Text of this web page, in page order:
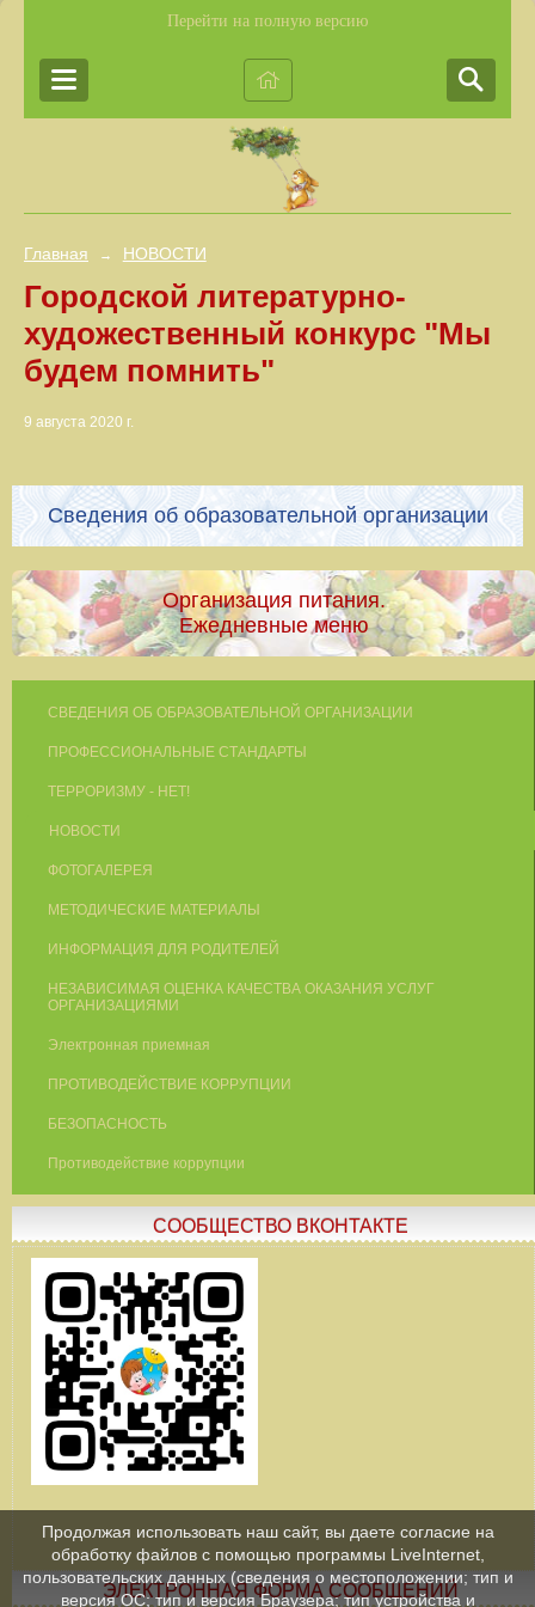
Перейти на полную версию
Главная → НОВОСТИ
Городской литературно-
художественный конкурс "Мы
будем помнить"
9 августа 2020 г.
Сведения об образовательной организации
Организация питания.
Ежедневные меню
СВЕДЕНИЯ ОБ ОБРАЗОВАТЕЛЬНОЙ ОРГАНИЗАЦИИ
ПРОФЕССИОНАЛЬНЫЕ СТАНДАРТЫ
ТЕРРОРИЗМУ - НЕТ!
НОВОСТИ
ФОТОГАЛЕРЕЯ
МЕТОДИЧЕСКИЕ МАТЕРИАЛЫ
ИНФОРМАЦИЯ ДЛЯ РОДИТЕЛЕЙ
НЕЗАВИСИМАЯ ОЦЕНКА КАЧЕСТВА ОКАЗАНИЯ УСЛУГ
ОРГАНИЗАЦИЯМИ
Электронная приемная
ПРОТИВОДЕЙСТВИЕ КОРРУПЦИИ
БЕЗОПАСНОСТЬ
Противодействие коррупции
СООБЩЕСТВО ВКОНТАКТЕ
ЭЛЕКТРОННАЯ ФОРМА СООБЩЕНИЙ
Продолжая использовать наш сайт, вы даете согласие на
обработку файлов с помощью программы LiveInternet,
пользовательских данных (сведения о местоположении; тип и
версия ОС; тип и версия Браузера; тип устройства и